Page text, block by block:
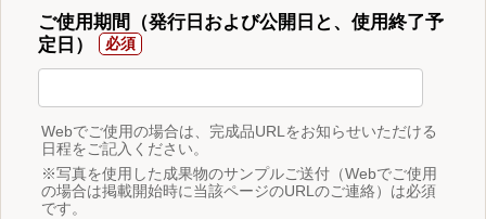
ご使用期間（発行日および公開日と、使用終了予
定日）
Webでご使用の場合は、完成品URLをお知らせいただける
日程をご記入ください。
※写真を使用した成果物のサンプルご送付（Webでご使用
の場合は掲載開始時に当該ページのURLのご連絡）は必須
です。